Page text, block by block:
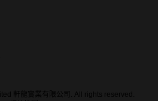
時間需要多久？
間一般為3到5週，具體時間取決
我們會在確認訂單後提供更準確
付。
款高品質專業面料，專為宗教禮儀
軒龍實業有限公司. All rights reserved.